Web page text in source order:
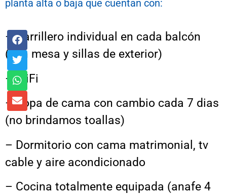
planta alta o baja que cuentan con:
– Parrillero individual en cada balcón
(con mesa y sillas de exterior)
– WiFi
– Ropa de cama con cambio cada 7 dias
(no brindamos toallas)
– Dormitorio con cama matrimonial, tv
cable y aire acondicionado
– Cocina totalmente equipada (anafe 4